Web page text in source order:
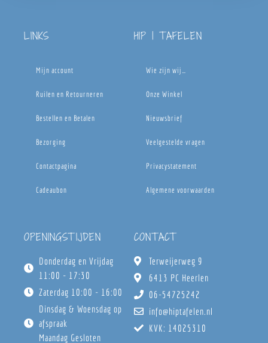
LINKS
Mijn account
Ruilen en Retourneren
Bestellen en Betalen
Bezorging
Contactpagina
Cadeaubon
HIP | TAFELEN
Wie zijn wij…
Onze Winkel
Nieuwsbrief
Veelgestelde vragen
Privacystatement
Algemene voorwaarden
OPENINGSTIJDEN
Donderdag en Vrijdag
11:00 - 17:30
Zaterdag 10:00 - 16:00
Dinsdag & Woensdag op
afspraak
Maandag Gesloten
CONTACT
Terweijerweg 9
6413 PC Heerlen
06-54725242
info@hiptafelen.nl
KVK: 14025310